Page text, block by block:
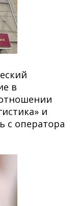
в
и
с оператора